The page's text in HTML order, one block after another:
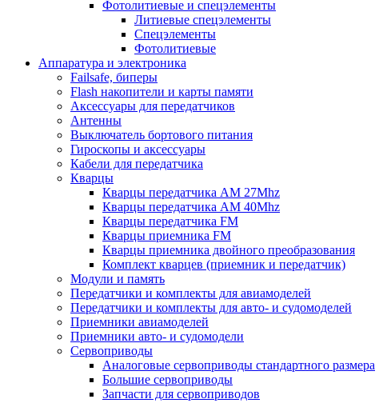
Фотолитиевые и спецэлементы
Литиевые спецэлементы
Спецэлементы
Фотолитиевые
Аппаратура и электроника
Failsafe, биперы
Flash накопители и карты памяти
Аксессуары для передатчиков
Антенны
Выключатель бортового питания
Гироскопы и аксессуары
Кабели для передатчика
Кварцы
Кварцы передатчика AM 27Mhz
Кварцы передатчика AM 40Mhz
Кварцы передатчика FM
Кварцы приемника FM
Кварцы приемника двойного преобразования
Комплект кварцев (приемник и передатчик)
Модули и память
Передатчики и комплекты для авиамоделей
Передатчики и комплекты для авто- и судомоделей
Приемники авиамоделей
Приемники авто- и судомодели
Сервоприводы
Аналоговые сервоприводы стандартного размера
Большие сервоприводы
Запчасти для сервоприводов